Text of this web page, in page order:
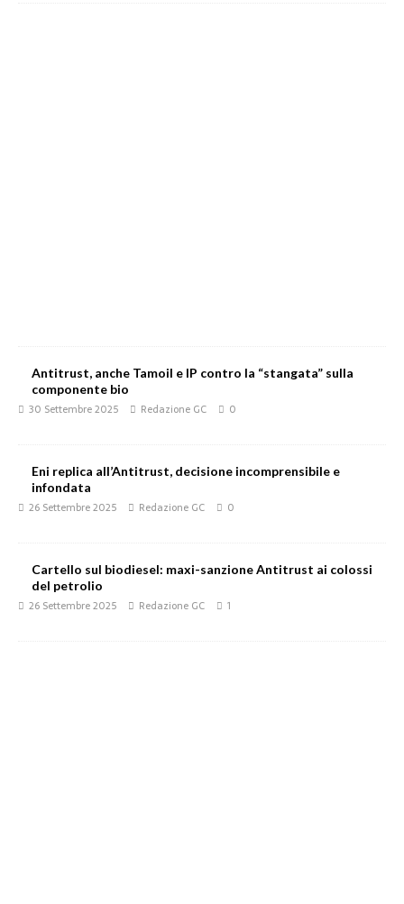
Antitrust, anche Tamoil e IP contro la “stangata” sulla
componente bio
30 Settembre 2025 Redazione GC 0
Eni replica all’Antitrust, decisione incomprensibile e
infondata
26 Settembre 2025 Redazione GC 0
Cartello sul biodiesel: maxi-sanzione Antitrust ai colossi
del petrolio
26 Settembre 2025 Redazione GC 1